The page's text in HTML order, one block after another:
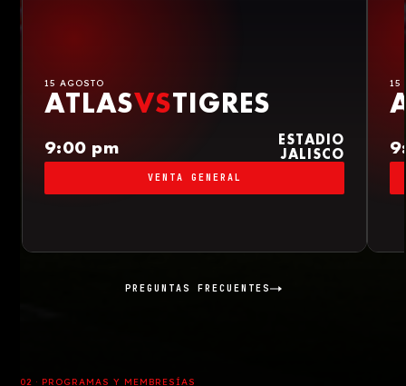
15 AGOSTO
ATLASVSTIGRES
9:00 pm ESTADIO
JALISCO
VENTA GENERAL
15
PREGUNTAS FRECUENTES
02 · PROGRAMAS Y MEMBRESÍAS